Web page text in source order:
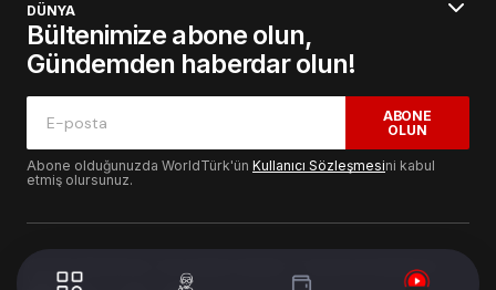
DÜNYA
Bültenimize abone olun,
Gündemden haberdar olun!
ABONE
OLUN
Abone olduğunuzda WorldTürk'ün Kullanıcı Sözleşmesini kabul
etmiş olursunuz.
© 2024 WorldTurk. Tüm Hakları Saklıdır. - Tasarım & Geliştirme :
Volion's